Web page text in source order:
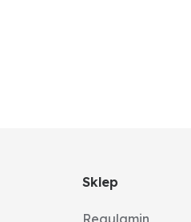
Sklep
Regulamin